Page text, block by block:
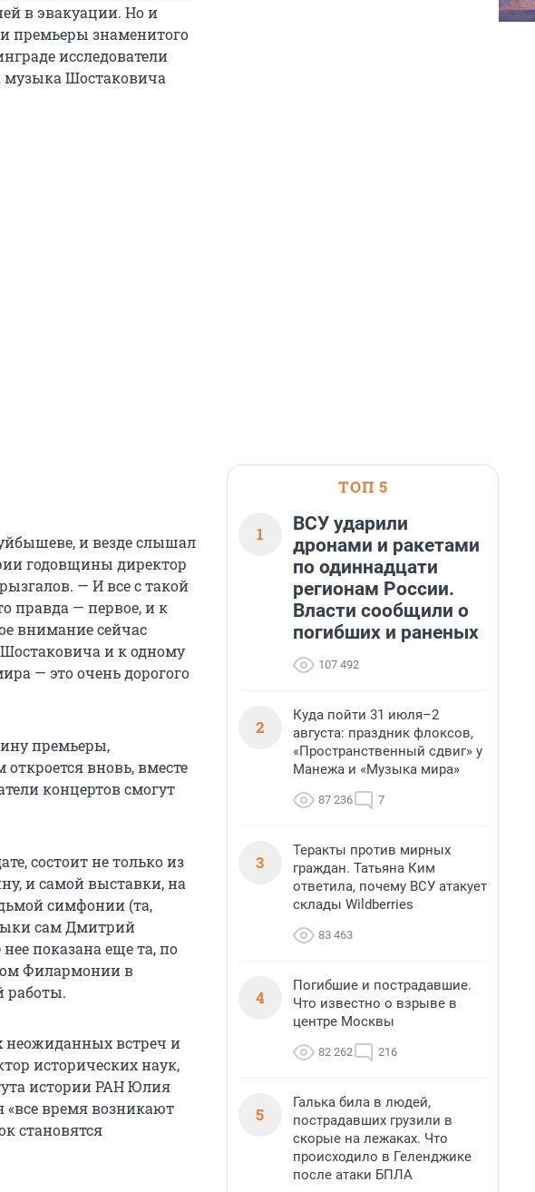
в эвакуации. Но и
премьеры знаменитого
исследователи
музыка Шостаковича
и везде слышал
годовщины директор
— И все с такой
правда — первое, и к
внимание сейчас
и к одному
— это очень дорогого
премьеры,
откроется вновь, вместе
концертов смогут
состоит не только из
и самой выставки, на
симфонии (та,
сам Дмитрий
показана еще та, по
Филармонии в
работы.
неожиданных встреч и
исторических наук,
истории РАН Юлия
«все время возникают
становятся
ТОП 5
1
ВСУ ударили
дронами и ракетами
по одиннадцати
регионам России.
Власти сообщили о
погибших и раненых
107 492
2
Куда пойти 31 июля–2
августа: праздник флоксов,
«Пространственный сдвиг» у
Манежа и «Музыка мира»
87 236 7
3
Теракты против мирных
граждан. Татьяна Ким
ответила, почему ВСУ атакует
склады Wildberries
83 463
4
Погибшие и пострадавшие.
Что известно о взрыве в
центре Москвы
82 262 216
5
Галька била в людей,
пострадавших грузили в
скорые на лежаках. Что
происходило в Геленджике
после атаки БПЛА